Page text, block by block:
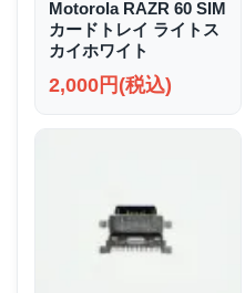
Motorola RAZR 60 SIM
カードトレイ ライトス
カイホワイト
2,000円(税込)